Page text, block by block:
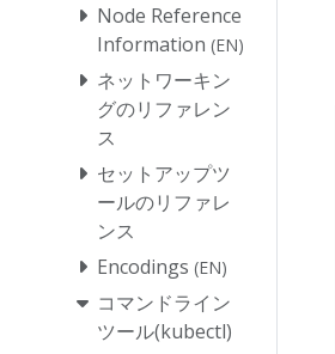
Node Reference
Information (EN)
ネットワーキン
グのリファレン
ス
セットアップツ
ールのリファレ
ンス
Encodings (EN)
コマンドライン
ツール(kubectl)